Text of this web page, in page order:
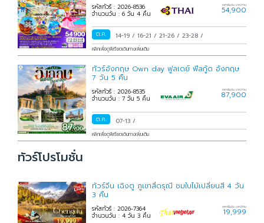
รหัสทัวร์ : 2026-8536
จำนวนวัน : 6 วัน 4 คืน
ราคาเริ่มต้น บาท/ท่าน
54,900
ต.ค. 14-19/16-21/21-26/23-28/
คลิกเพื่อดูพีเรียดเดินทางเพิ่มเติม
ทัวร์อังกฤษ Own day ฟูลเดย์ ฟีลกู้ด อังกฤษ
7 วัน 5 คืน
รหัสทัวร์ : 2026-8535
จำนวนวัน : 7 วัน 5 คืน
ราคาเริ่มต้น บาท/ท่าน
87,900
ต.ค. 07-13/
คลิกเพื่อดูพีเรียดเดินทางเพิ่มเติม
ทัวร์โปรโมชั่น
ทัวร์จีน เฉิงตู ภูเขาสี่ดรุณี ชมใบไม้เปลี่ยนสี 4 วัน
3 คืน
รหัสทัวร์ : 2026-7364
จำนวนวัน : 4 วัน 3 คืน
ราคาเริ่มต้น บาท/ท่าน
19,999